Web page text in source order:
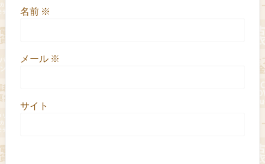
名前 ※
メール ※
サイト